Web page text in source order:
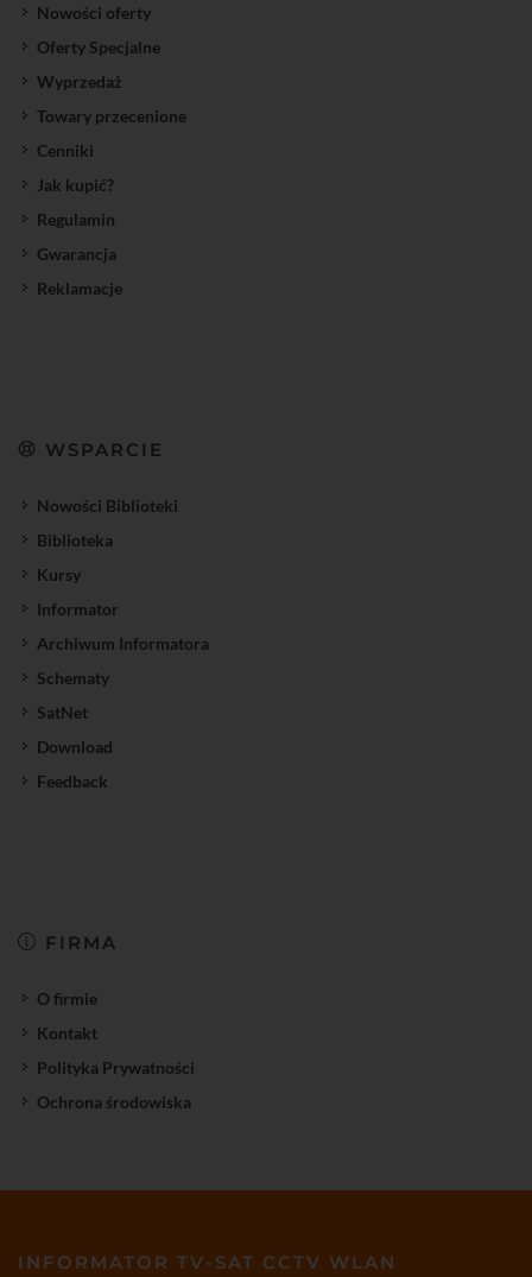
Nowości oferty
Oferty Specjalne
Wyprzedaż
Towary przecenione
Cenniki
Jak kupić?
Regulamin
Gwarancja
Reklamacje
WSPARCIE
Nowości Biblioteki
Biblioteka
Kursy
Informator
Archiwum Informatora
Schematy
SatNet
Download
Feedback
FIRMA
O firmie
Kontakt
Polityka Prywatności
Ochrona środowiska
INFORMATOR TV-SAT CCTV WLAN